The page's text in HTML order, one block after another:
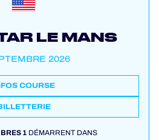
LE MANS
2026
COURSE
1DÉMARRENT DANS